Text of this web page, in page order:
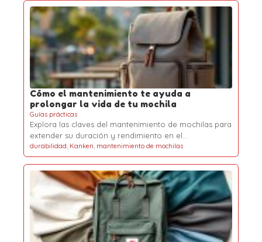
Cómo el mantenimiento te ayuda a
prolongar la vida de tu mochila
Guías prácticas
Explora las claves del mantenimiento de mochilas para
extender su duración y rendimiento en el…
durabilidad, Kanken, mantenimiento de mochilas